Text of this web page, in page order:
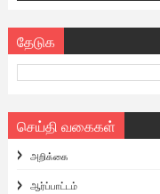
தேடுக
செய்தி வகைகள்
அறிக்கை
ஆர்ப்பாட்டம்